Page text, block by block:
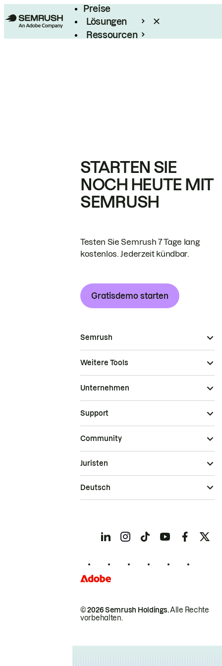
Preise
Lösungen
Ressourcen
STARTEN SIE
NOCH HEUTE MIT
SEMRUSH
Testen Sie Semrush 7 Tage lang
kostenlos. Jederzeit kündbar.
Gratisdemo starten
Semrush
Weitere Tools
Unternehmen
Support
Community
© 2026 Semrush Holdings.Alle Rechte
vorbehalten.
Juristen
Deutsch